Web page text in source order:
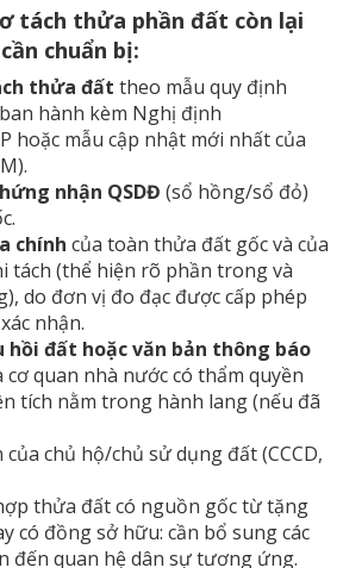
tách thửa phần đất còn lại
chuẩn bị:
thửa đất theo mẫu quy định
hành kèm Nghị định
hoặc mẫu cập nhật mới nhất của
nhận QSDĐ (sổ hồng/sổ đỏ)
chính của toàn thửa đất gốc và của
tách (thể hiện rõ phần trong và
do đơn vị đo đạc được cấp phép
nhận.
hồi đất hoặc văn bản thông báo
cơ quan nhà nước có thẩm quyền
tích nằm trong hành lang (nếu đã
chủ hộ/chủ sử dụng đất (CCCD,
thửa đất có nguồn gốc từ tặng
có đồng sở hữu: cần bổ sung các
đến quan hệ dân sự tương ứng.